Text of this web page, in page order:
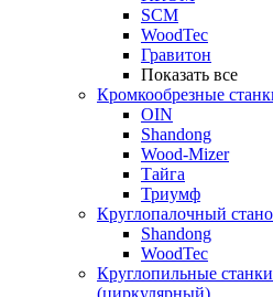
SCM
WoodTec
Гравитон
Показать все
Кромкообрезные
OIN
Shandong
Wood-Mizer
Тайга
Триумф
Круглопалочный
Shandong
WoodTec
Круглопильные